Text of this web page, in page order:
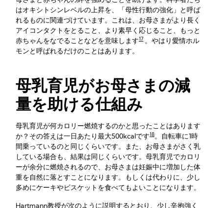
はオキシトシンレベルの上昇を、「母性行動の強化」と呼ば
れるものに関連づけています。これは、お母さまがより長く
アイコンタクトをとること、より素早く応じること、もっと
赤ちゃんをなでることなどを意味します17 。やはり愛情ホル
モンと呼ばれるだけのことはあります。
母乳育児がお母さまの減
量を助ける仕組み
母乳育児が何カロリー燃焼するのかと思ったことはあります
か？その答えは一日あたり最大500kcalです18。自転車に1時
間乗っているのと同じくらいです。また、お母さまがさく乳
している場合も、結果は同じくらいです。母乳育児でカロリ
ーが余分に燃焼されるので、お母さまは妊娠中に増加した体
重を自然に落とすことになります。もしくは代わりに、少し
多めにケーキやビスケットを食べてもよいことになります。
Hartmann教授が次のように説明するとおり、少し辛抱強く